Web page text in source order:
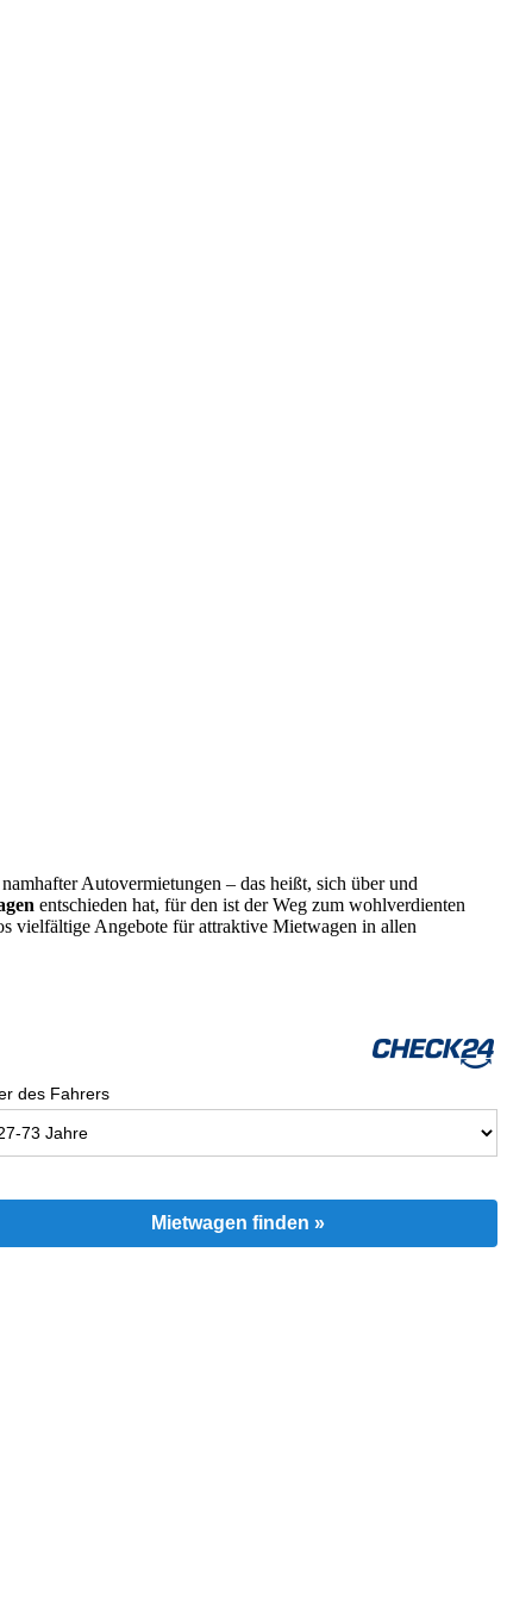
Autovermietungen – das heißt, sich über und
entschieden hat, für den ist der Weg zum wohlverdienten
vielfältige Angebote für attraktive Mietwagen in allen
des Fahrers
Mietwagen finden »